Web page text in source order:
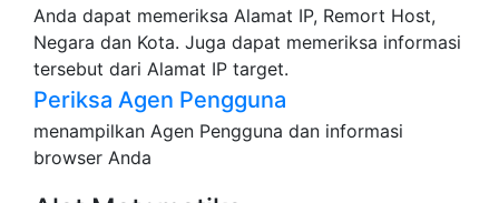
Anda dapat memeriksa Alamat IP, Remort Host,
Negara dan Kota. Juga dapat memeriksa informasi
tersebut dari Alamat IP target.
Periksa Agen Pengguna
menampilkan Agen Pengguna dan informasi
browser Anda